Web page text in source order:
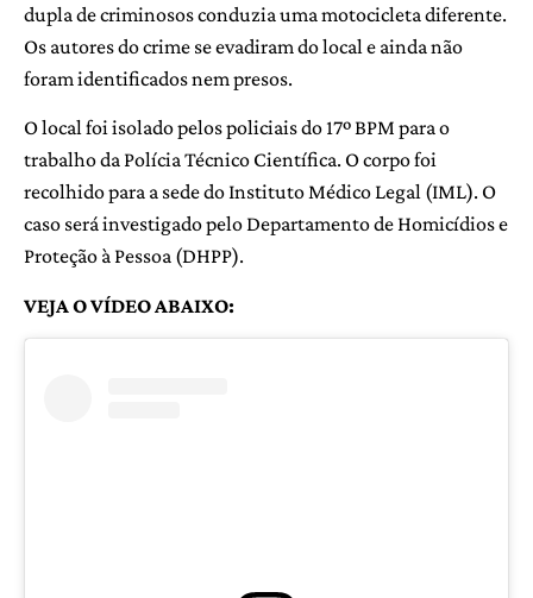
dupla de criminosos conduzia uma motocicleta diferente.
Os autores do crime se evadiram do local e ainda não
foram identificados nem presos.
O local foi isolado pelos policiais do 17º BPM para o
trabalho da Polícia Técnico Científica. O corpo foi
recolhido para a sede do Instituto Médico Legal (IML). O
caso será investigado pelo Departamento de Homicídios e
Proteção à Pessoa (DHPP).
VEJA O VÍDEO ABAIXO: